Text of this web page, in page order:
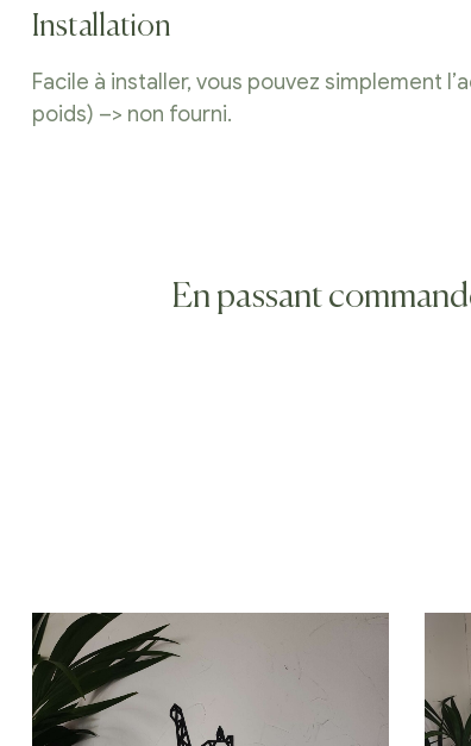
Installation
Facile à installer, vous pouvez simplement
poids) –> non fourni.
En passant